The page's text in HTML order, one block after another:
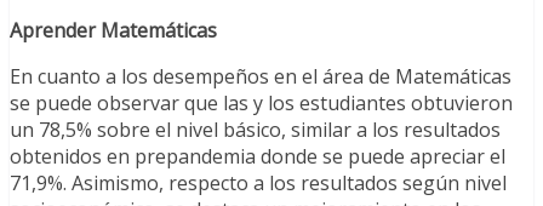
Aprender Matemáticas
En cuanto a los desempeños en el área de Matemáticas
se puede observar que las y los estudiantes obtuvieron
un 78,5% sobre el nivel básico, similar a los resultados
obtenidos en prepandemia donde se puede apreciar el
71,9%. Asimismo, respecto a los resultados según nivel